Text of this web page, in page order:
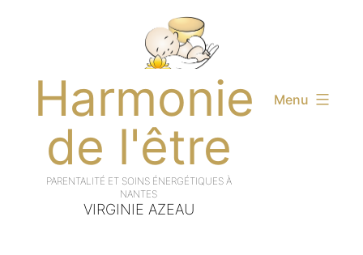
Harmonie
de l'être
VIRGINIE AZEAU
Menu